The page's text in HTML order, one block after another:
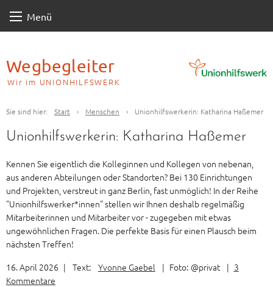
Menü
Wegbegleiter
Wir im UNIONHILFSWERK
Sie sind hier: Start › Menschen › Unionhilfswerkerin: Katharina Haßemer
Unionhilfswerkerin: Katharina Haßemer
Kennen Sie eigentlich die Kolleginnen und Kollegen von nebenan,
aus anderen Abteilungen oder Standorten? Bei 130 Einrichtungen
und Projekten, verstreut in ganz Berlin, fast unmöglich! In der Reihe
"Unionhilfswerker*innen" stellen wir Ihnen deshalb regelmäßig
Mitarbeiterinnen und Mitarbeiter vor - zugegeben mit etwas
ungewöhnlichen Fragen. Die perfekte Basis für einen Plausch beim
nächsten Treffen!
16. April 2026 | Text: Yvonne Gaebel | Foto: @privat | 3
Kommentare